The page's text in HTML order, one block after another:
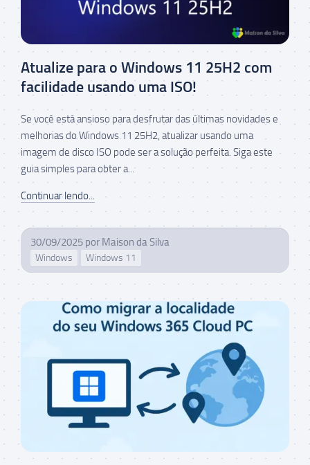
Atualize para o Windows 11 25H2 com
facilidade usando uma ISO!
Se você está ansioso para desfrutar das últimas novidades e
melhorias do Windows 11 25H2, atualizar usando uma
imagem de disco ISO pode ser a solução perfeita. Siga este
guia simples para obter a...
Continuar lendo...
30/09/2025 por Maison da Silva
Windows Windows 11